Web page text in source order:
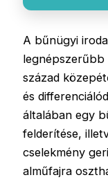
A bűnügyi
legnépszerűbb
század
és
általában egy
felderítése,
cselekmény
alműfajra